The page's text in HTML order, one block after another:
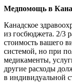
Медпомощь в
Канадское
из госбюджета. 2/3
стоимость вашего
системой, но при
медикаменты,
другие расходы
в индивидуальной